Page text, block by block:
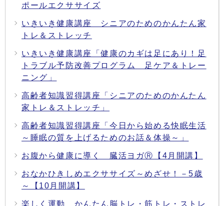
ポールエクササイズ
いきいき健康講座 シニアのためのかんたん家
トレ＆ストレッチ
いきいき健康講座「健康のカギは足にあり！足
トラブル予防改善プログラム 足ケア＆トレー
ニング」
高齢者知識習得講座「シニアのためのかんたん
家トレ＆ストレッチ」
高齢者知識習得講座「今日から始める快眠生活
～睡眠の質を上げるためのお話＆体操～」
お腹から健康に導く 臓活ヨガⓇ【4月開講】
おなかひきしめエクササイズ～めざせ！－5歳
～【10月開講】
楽しく運動 かんたん脳トレ・筋トレ・ストレ